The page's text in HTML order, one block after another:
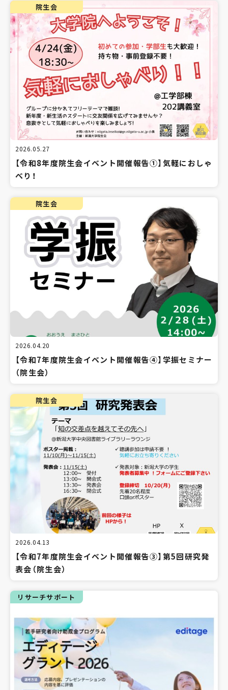
院生会
2026.05.27
【令和8年度院生会イベント開催報告①】気軽におしゃ
べり！
院生会
2026.04.20
【令和7年度院生会イベント開催報告④】学振セミナー
（院生会）
院生会
2026.04.13
【令和7年度院生会イベント開催報告③】第5回研究発
表会（院生会）
リサーチサポート